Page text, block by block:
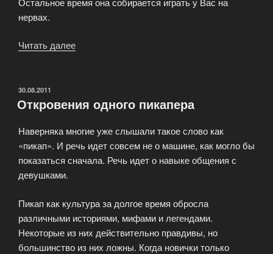
нервах.
Читать далее
Проститутки»
ОПУБЛИКОВАНО
30.08.2011
Откровения одного пикапера
Наверняка многие уже слышали такое слово как
«пикап». И речь идет совсем не о машине, как могло бы
показаться сначала. Речь идет о навыке общения с
девушками.
Пикап как культура за долгое время обросла
различными историями, мифами и легендами.
Некоторые из них действительно правдивы, но
большинство из них ложны. Когда новички только